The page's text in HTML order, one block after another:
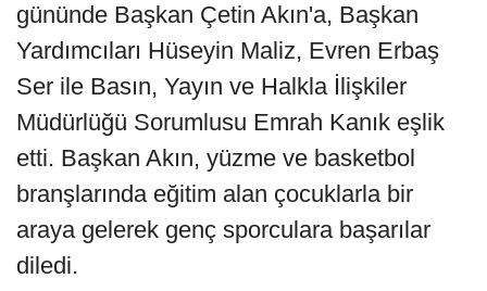
gününde Başkan Çetin Akın'a, Başkan
Yardımcıları Hüseyin Maliz, Evren Erbaş
Ser ile Basın, Yayın ve Halkla İlişkiler
Müdürlüğü Sorumlusu Emrah Kanık eşlik
etti. Başkan Akın, yüzme ve basketbol
branşlarında eğitim alan çocuklarla bir
araya gelerek genç sporculara başarılar
diledi.